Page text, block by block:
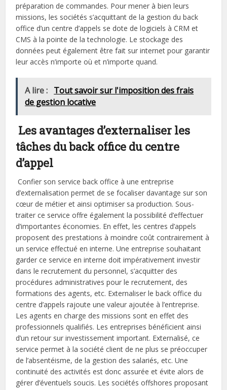
préparation de commandes. Pour mener à bien leurs
missions, les sociétés s’acquittant de la gestion du back
office d’un centre d’appels se dote de logiciels à CRM et
CMS à la pointe de la technologie. Le stockage des
données peut également être fait sur internet pour garantir
leur accès n’importe où et n’importe quand.
A lire : Tout savoir sur l'imposition des frais
de gestion locative
Les avantages d’externaliser les
tâches duback office du centre
d’appel
Confier son service back office à une entreprise
d’externalisation permet de se focaliser davantage sur son
cœur de métier et ainsi optimiser sa production. Sous-
traiter ce service offre également la possibilité d’effectuer
d’importantes économies. En effet, les centres d’appels
proposent des prestations à moindre coût contrairement à
un service effectué en interne. Une entreprise souhaitant
garder ce service en interne doit impérativement investir
dans le recrutement du personnel, s’acquitter des
procédures administratives pour le recrutement, des
formations des agents, etc. Externaliser le back office du
centre d’appels rajoute une valeur ajoutée à l’entreprise.
Les agents en charge des missions sont en effet des
professionnels qualifiés. Les entreprises bénéficient ainsi
d’un retour sur investissement important. Externalisé, ce
service permet à la société client de ne plus se préoccuper
de l’absentéisme, de la gestion des salariés, etc. Une
continuité des activités est donc assurée et évite alors de
gérer d’éventuels soucis. Les sociétés offshores proposant